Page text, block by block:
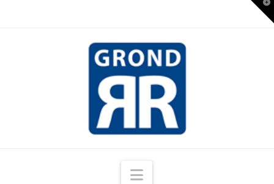
Navigation